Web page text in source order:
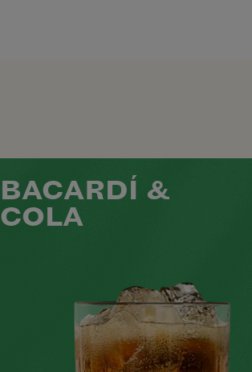
BACARDÍ &
COLA